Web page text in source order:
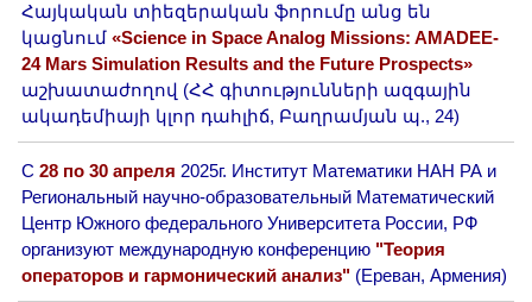
Հայկական տիեզերական ֆորումը անց են
կացնում «Science in Space Analog Missions: AMADEE-
24 Mars Simulation Results and the Future Prospects»
աշխատաժողով (ՀՀ գիտությունների ազգային
ակադեմիայի կլոր դահլիճ, Բաղրամյան պ., 24)
С 28 по 30 апреля 2025г. Институт Математики НАН РА и
Региональный научно-образовательный Математический
Центр Южного федерального Университета России, РФ
организуют международную конференцию "Теория
операторов и гармонический анализ" (Ереван, Армения)